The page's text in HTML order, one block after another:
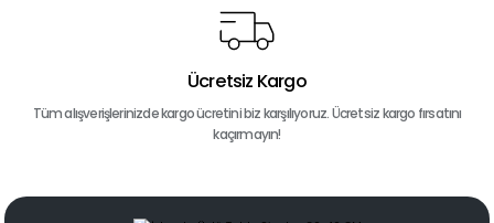
Ücretsiz Kargo
Tüm alışverişlerinizde kargo ücretini biz karşılıyoruz. Ücretsiz kargo fırsatını
kaçırmayın!